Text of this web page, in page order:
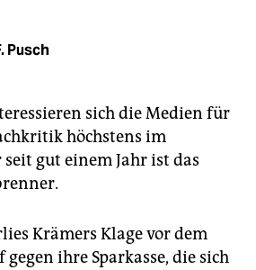
Pusch
sich die Medien für
höchstens im
seit gut einem Jahr ist das
Krämers Klage vor dem
ihre Sparkasse, die sich